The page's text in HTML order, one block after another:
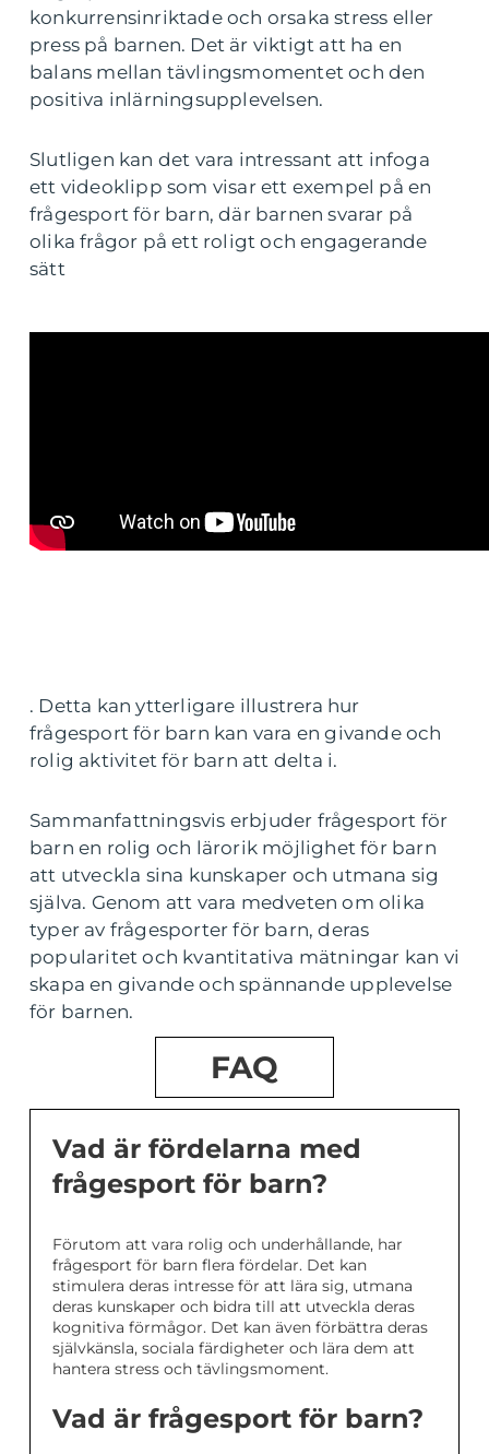
konkurrensinriktade och orsaka stress eller
press på barnen. Det är viktigt att ha en
balans mellan tävlingsmomentet och den
positiva inlärningsupplevelsen.
Slutligen kan det vara intressant att infoga
ett videoklipp som visar ett exempel på en
frågesport för barn, där barnen svarar på
olika frågor på ett roligt och engagerande
sätt
. Detta kan ytterligare illustrera hur
frågesport för barn kan vara en givande och
rolig aktivitet för barn att delta i.
Sammanfattningsvis erbjuder frågesport för
barn en rolig och lärorik möjlighet för barn
att utveckla sina kunskaper och utmana sig
själva. Genom att vara medveten om olika
typer av frågesporter för barn, deras
popularitet och kvantitativa mätningar kan vi
skapa en givande och spännande upplevelse
för barnen.
FAQ
Vad är fördelarna med
frågesport för barn?
Förutom att vara rolig och underhållande, har
frågesport för barn flera fördelar. Det kan
stimulera deras intresse för att lära sig, utmana
deras kunskaper och bidra till att utveckla deras
kognitiva förmågor. Det kan även förbättra deras
självkänsla, sociala färdigheter och lära dem att
hantera stress och tävlingsmoment.
Vad är frågesport för barn?